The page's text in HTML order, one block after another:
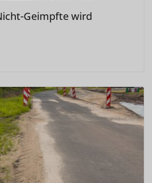
Geimpfte wird